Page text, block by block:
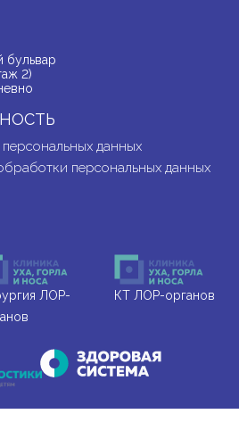
бульвар
2)
данных
персональных данных
ЛОР-
КТ ЛОР-органов